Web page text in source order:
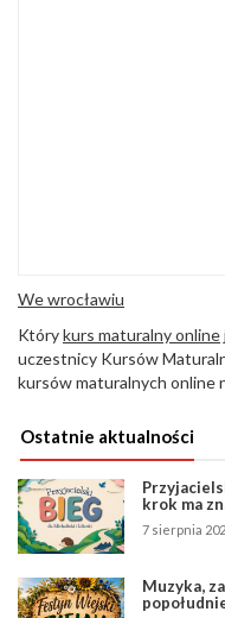
We wrocławiu
Którykurs maturalny online
uczestnicy Kursów
kursów maturalnych online
Ostatnie aktualności
krok ma
7 sierpnia
Muzyka,